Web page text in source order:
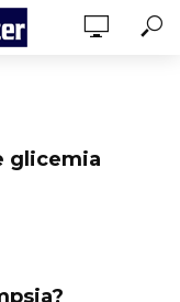
glicemia